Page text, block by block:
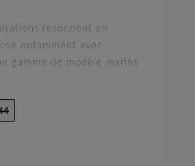
résonnent en
notamment avec
gamme de modèle marins